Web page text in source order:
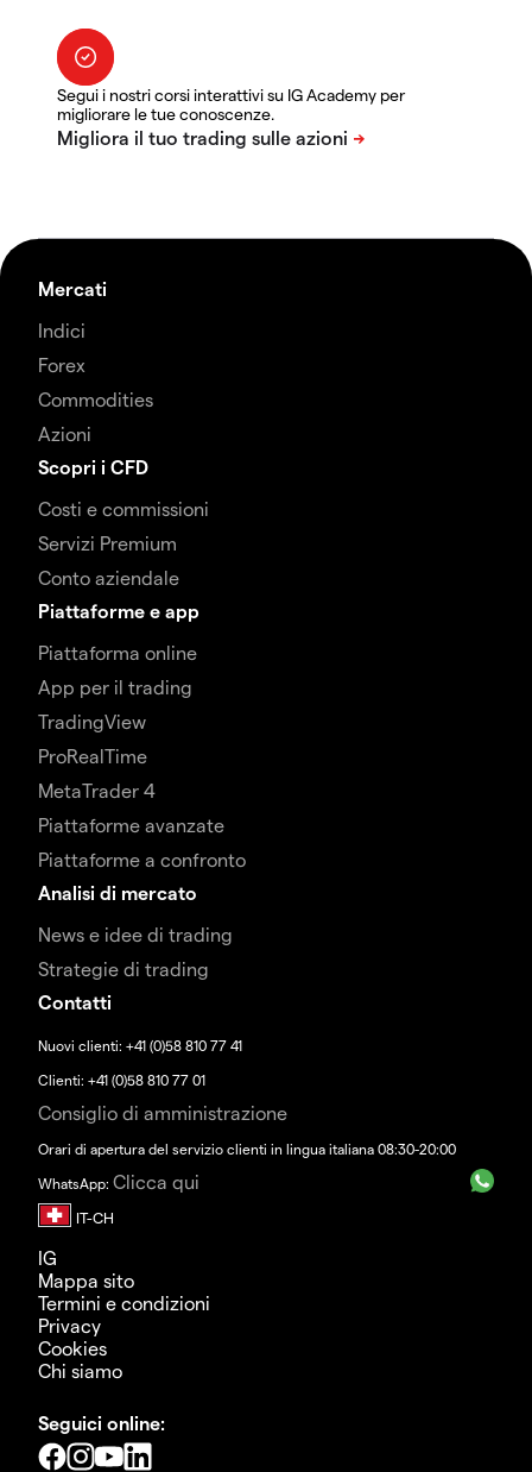
Segui i nostri corsi interattivi su IG Academy per
migliorare le tue conoscenze.
Mercati
Indici
Forex
Commodities
Azioni
Scopri i CFD
Costi e commissioni
Servizi Premium
Conto aziendale
Piattaforme e app
Piattaforma online
App per il trading
TradingView
ProRealTime
MetaTrader 4
Piattaforme avanzate
Piattaforme a confronto
Analisi di mercato
News e idee di trading
Strategie di trading
Contatti
Nuovi clienti: +41 (0)58 810 77 41
Clienti: +41 (0)58 810 77 01
Consiglio di amministrazione
Orari di apertura del servizio clienti in lingua italiana 08:30-20:00
WhatsApp: Clicca qui
IG
Mappa sito
Termini e condizioni
Privacy
Cookies
Chi siamo
Seguici online: